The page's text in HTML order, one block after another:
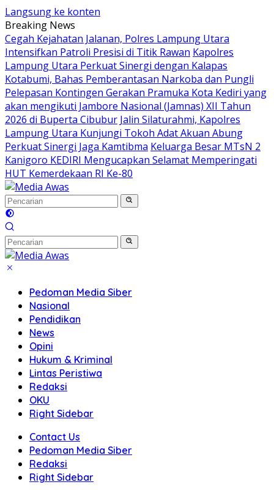
Langsung ke konten
Breaking News
Cegah Kejahatan Jalanan, Polres Lampung Utara
Intensifkan Patroli Presisi di Titik Rawan Kapolres
Lampung Utara Perkuat Sinergi dengan Kalapas
Kotabumi, Bahas Pemberantasan Narkoba dan Pungli
Pelepasan Kontingen Gerakan Pramuka Kota Kediri yang
akan mengikuti Jambore Nasional (Jamnas) XII Tahun
2026 di Buperta Cibubur Jalin Silaturahmi, Kapolres
Lampung Utara Kunjungi Tokoh Adat Akuan Abung
Perkuat Sinergi Jaga Kamtibma Keluarga Besar MTsN 2
Kanigoro KEDIRI Mengucapkan Selamat Memperingati
HUT Kemerdekaan RI Ke-80
Pedoman Media Siber
Nasional
Pendidikan
News
Opini
Hukum & Kriminal
Lintas Peristiwa
Redaksi
OKU
Right Sidebar
Contact Us
Pedoman Media Siber
Redaksi
Right Sidebar